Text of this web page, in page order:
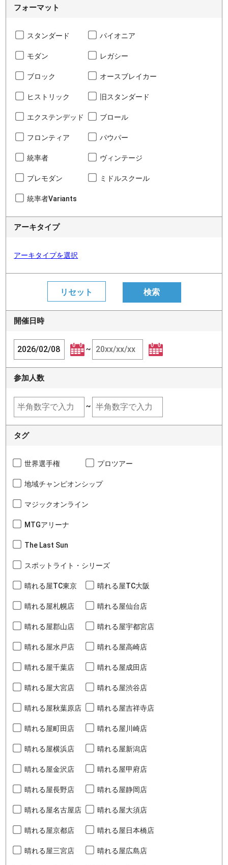
フォーマット
スタンダード パイオニア
モダン レガシー
ブロック オースブレイカー
ヒストリック 旧スタンダード
エクステンデッド ブロール
フロンティア パウパー
統率者 ヴィンテージ
プレモダン ミドルスクール
統率者Variants
アーキタイプ
アーキタイプを選択
開催日時
~
参加人数
~
タグ
世界選手権 プロツアー
地域チャンピオンシップ
マジックオンライン
MTGアリーナ
The Last Sun
スポットライト・シリーズ
晴れる屋TC東京 晴れる屋TC大阪
晴れる屋札幌店 晴れる屋仙台店
晴れる屋郡山店 晴れる屋宇都宮店
晴れる屋水戸店 晴れる屋高崎店
晴れる屋千葉店 晴れる屋成田店
晴れる屋大宮店 晴れる屋渋谷店
晴れる屋秋葉原店 晴れる屋吉祥寺店
晴れる屋町田店 晴れる屋川崎店
晴れる屋横浜店 晴れる屋新潟店
晴れる屋金沢店 晴れる屋甲府店
晴れる屋長野店 晴れる屋静岡店
晴れる屋名古屋店 晴れる屋大須店
晴れる屋京都店 晴れる屋日本橋店
晴れる屋三宮店 晴れる屋広島店